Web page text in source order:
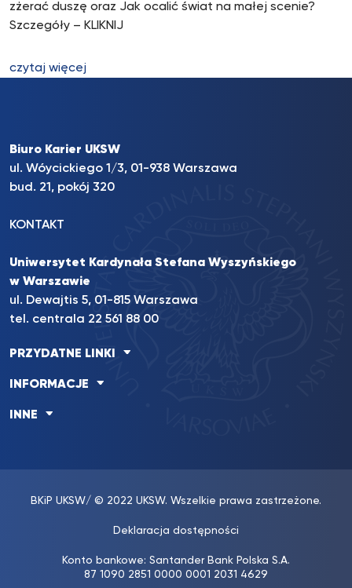
zżerać duszę oraz Jak ocalić świat na małej scenie?
Szczegóły – KLIKNIJ
czytaj więcej
Biuro Karier UKSW
ul. Wóycickiego 1/3, 01-938 Warszawa
bud. 21, pokój 320
KONTAKT
Uniwersytet Kardynała Stefana Wyszyńskiego
w Warszawie
ul. Dewajtis 5, 01-815 Warszawa
tel. centrala 22 561 88 00
PRZYDATNE LINKI
INFORMACJE
INNE
BKiP UKSW/ © 2022 UKSW. Wszelkie prawa zastrzeżone.
Deklaracja dostępności
Konto bankowe: Santander Bank Polska S.A.
87 1090 2851 0000 0001 2031 4629